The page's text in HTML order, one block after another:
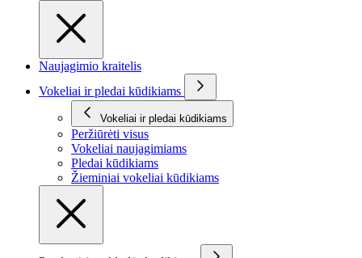
Naujagimio kraitelis
Vokeliai ir pledai kūdikiams
Vokeliai ir pledai kūdikiams
Peržiūrėti visus
Vokeliai naujagimiams
Pledai kūdikiams
Žieminiai vokeliai kūdikiams